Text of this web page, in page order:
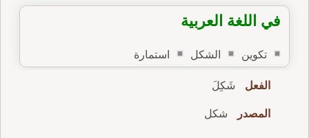
في اللغة العربية
تكوين الشكل استمارة
الفعل شَكِلَ
المصدر شكل